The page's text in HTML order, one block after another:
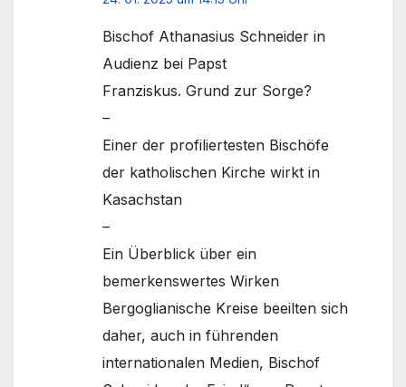
Bischof Athanasius Schneider in
Audienz bei Papst
Franziskus. Grund zur Sorge?
–
Einer der profiliertesten Bischöfe
der katholischen Kirche wirkt in
Kasachstan
–
Ein Überblick über ein
bemerkenswertes Wirken
Bergoglianische Kreise beeilten sich
daher, auch in führenden
internationalen Medien, Bischof